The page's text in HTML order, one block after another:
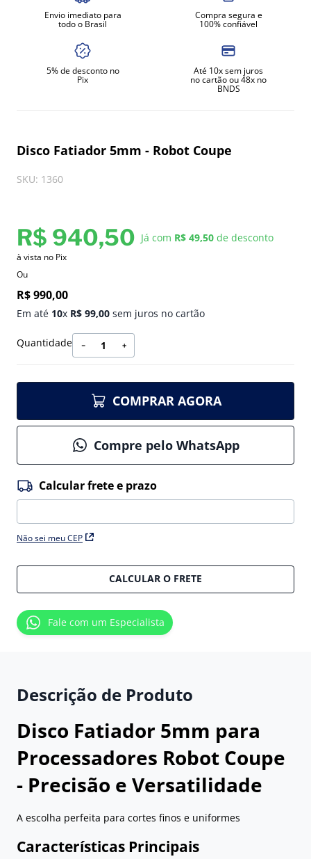
Envio imediato para
todo o Brasil
Compra segura e
100% confiável
5% de desconto no
Pix
Até 10x sem juros
no cartão ou 48x no
BNDS
Disco Fatiador 5mm - Robot Coupe
SKU: 1360
R$ 940,50 Já com R$ 49,50 de desconto
à vista no Pix
Ou
R$990,00
Em até 10x R$ 99,00 sem juros no cartão
Quantidade ＋
－
COMPRAR AGORA
Compre pelo WhatsApp
Não sei meu CEP
CALCULAR O FRETE
Fale com um Especialista
Descrição de Produto
Disco Fatiador 5mm para
Processadores Robot Coupe
- Precisão e Versatilidade
A escolha perfeita para cortes finos e uniformes
Características Principais
amassadeira
exaustor
fritadeira